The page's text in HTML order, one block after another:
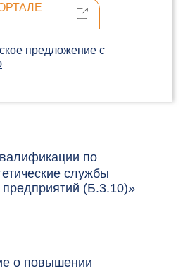
по
службы
предприятий (Б.3.10)»
о повышении
предложение c